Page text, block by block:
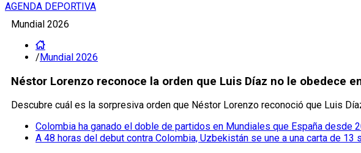
AGENDA DEPORTIVA
Mundial 2026
/Mundial 2026
Néstor Lorenzo reconoce la orden que Luis Díaz no le obedece
Descubre cuál es la sorpresiva orden que Néstor Lorenzo reconoció que Luis
Colombia ha ganado el doble de partidos en Mundiales que España desde
A 48 horas del debut contra Colombia, Uzbekistán se une a una carta de 13